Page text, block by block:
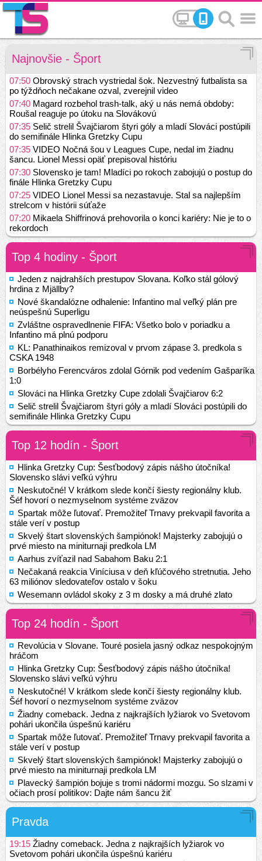
Najnovšie - Šport
07:50 Obrovský strach vystriedal šok. Nezvestný futbalista sa
po týždňoch nečakane ozval, zverejnil video
07:40 Magard rozbehol trash-talk, aký u nás nemá obdoby:
Roušal reaguje po útoku na Slovákovú
07:35 Selič strelil Švajčiarom štyri góly a mladí Slováci postúpili
do semifinále Hlinka Gretzky Cupu
07:35 VIDEO Nočná šou v Leagues Cupe, nedal im žiadnu
šancu. Lionel Messi opäť prepisoval históriu
07:30 Slovensko je tam! Mladíci po rokoch zabojujú o postup do
finále Hlinka Gretzky Cupu
07:25 VIDEO Lionel Messi sa nezastavuje. Stal sa najlepším
strelcom v histórii súťaže
07:20 Mikaela Shiffrinová prehovorila o konci kariéry: Nie je to o
rekordoch
Top 4 hodiny - Šport
Jeden z najdrahších prestupov Slovana. Koľko stál gólový
hrdina z Mjällby?
Nové škandalózne odhalenie: Infantino mal veľký plán pre
neúspešnú Superligu
Zvláštne ospravedlnenie FIFA: Všetko bolo v poriadku a
Infantino má plnú podporu
KL: Panathinaikos remizoval v prvom zápase 3. predkola s
CSKA 1948
Borbélyho Ferencváros zdolal Górnik pod vedením Gašparíka
1:0
Slováci na Hlinka Gretzky Cupe zdolali Švajčiarov 6:2
Selič strelil Švajčiarom štyri góly a mladí Slováci postúpili do
semifinále Hlinka Gretzky Cupu
Top 12 hodín - Šport
Hlinka Gretzky Cup: Šesťbodový zápis nášho útočníka!
Slovensko slávi veľkú výhru
Neskutočné! V krátkom slede končí šiesty regionálny klub.
Šéf hovorí o nezmyselnom systéme zväzov
Spartak môže ľutovať. Premožiteľ Trnavy prekvapil favorita a
stále verí v postup
Skvelý štart slovenských šampiónok! Majsterky zabojujú o
prvé miesto na miniturnaji predkola LM
Aarhus zvíťazil nad Sabahom Baku 2:1
Nečakaná reakcia Viníciusa v deň kľúčového stretnutia. Jeho
63 miliónov sledovateľov ostalo v šoku
Wesemann ovládol skoky z 3 m dosky a má druhé zlato
Top 24 hodín - Šport
Revolúcia v Slovane. Touré posiela jasný odkaz nespokojným
hráčom
Hlinka Gretzky Cup: Šesťbodový zápis nášho útočníka!
Slovensko slávi veľkú výhru
Neskutočné! V krátkom slede končí šiesty regionálny klub.
Šéf hovorí o nezmyselnom systéme zväzov
Žiadny comeback. Jedna z najkrajších lyžiarok vo Svetovom
pohári ukončila úspešnú kariéru
Spartak môže ľutovať. Premožiteľ Trnavy prekvapil favorita a
stále verí v postup
Skvelý štart slovenských šampiónok! Majsterky zabojujú o
prvé miesto na miniturnaji predkola LM
Plavecký šampión bojuje s tromi nádormi mozgu. So slzami v
očiach prosí politikov: Dajte nám šancu žiť
Pravda
19:15 Žiadny comeback. Jedna z najkrajších lyžiarok vo
Svetovom pohári ukončila úspešnú kariéru